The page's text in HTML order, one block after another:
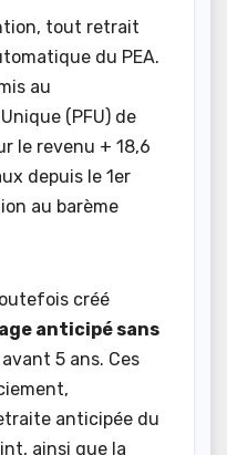
tout retrait
du PEA.
au
(PFU) de
le revenu + 18,6
depuis le 1er
au barème
créé
anticipé sans
5 ans. Ces
anticipée du
ainsi que la